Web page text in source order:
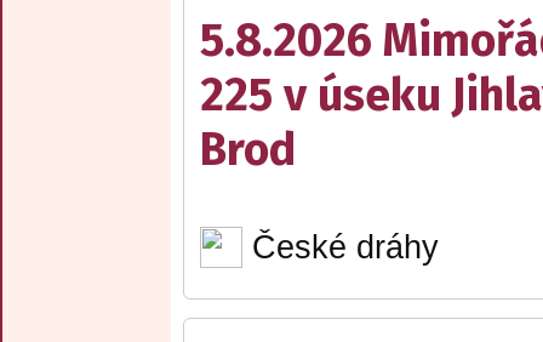
5.8.2026
225 v úseku
Brod
České dráhy